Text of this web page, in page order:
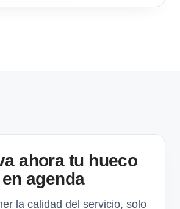
ahora tu hueco
en agenda
la calidad del servicio, solo